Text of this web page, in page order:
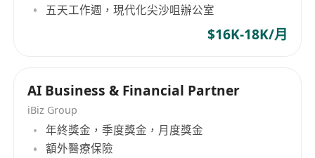
五天工作週，現代化尖沙咀辦公室
$16K-18K/月
AI Business & Financial Partner
iBiz Group
年終獎金，季度獎金，月度獎金
額外醫療保險